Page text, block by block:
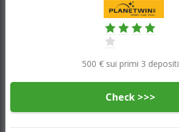
500 € sui primi 3 depositi
Check >>>